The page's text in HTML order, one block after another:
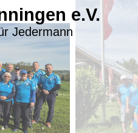
e.V.